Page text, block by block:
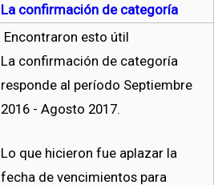
La confirmación de categoría
Encontraron esto útil
La confirmación de categoría
responde al período Septiembre
2016 - Agosto 2017.
Lo que hicieron fue aplazar la
fecha de vencimientos para